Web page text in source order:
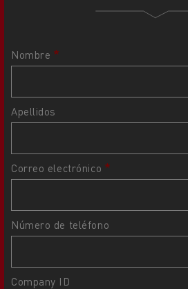
Nombre
Apellidos
Correo electrónico
Número de teléfono
Company ID